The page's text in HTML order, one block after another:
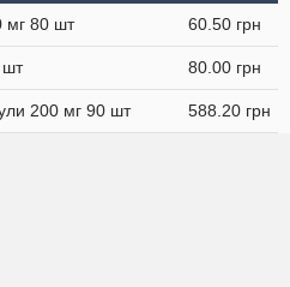
мг 80 шт 60.50 грн
шт 80.00 грн
200 мг 90 шт 588.20 грн